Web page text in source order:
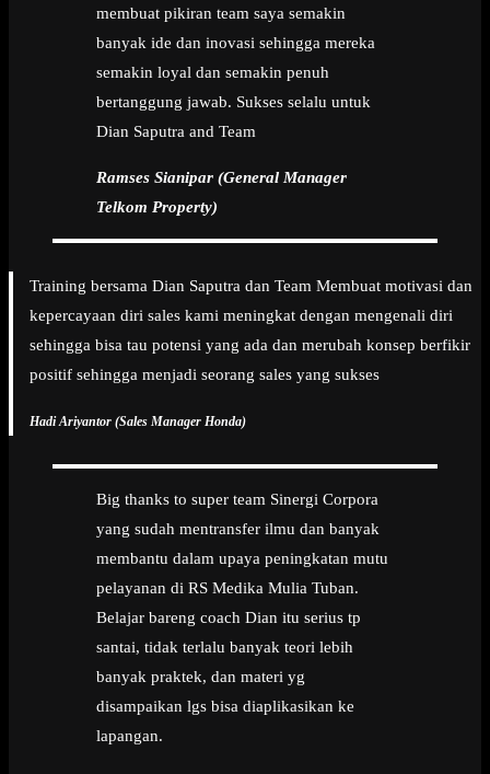
membuat pikiran team saya semakin
banyak ide dan inovasi sehingga mereka
semakin loyal dan semakin penuh
bertanggung jawab. Sukses selalu untuk
Dian Saputra and Team
Ramses Sianipar (General Manager
Telkom Property)
Training bersama Dian Saputra dan Team Membuat motivasi dan
kepercayaan diri sales kami meningkat dengan mengenali diri
sehingga bisa tau potensi yang ada dan merubah konsep berfikir
positif sehingga menjadi seorang sales yang sukses
Hadi Ariyantor (Sales Manager Honda)
Big thanks to super team Sinergi Corpora
yang sudah mentransfer ilmu dan banyak
membantu dalam upaya peningkatan mutu
pelayanan di RS Medika Mulia Tuban.
Belajar bareng coach Dian itu serius tp
santai, tidak terlalu banyak teori lebih
banyak praktek, dan materi yg
disampaikan lgs bisa diaplikasikan ke
lapangan.